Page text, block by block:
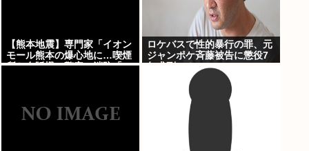
【熊本地震】専門家「イオン
モール熊本の爆心地に…喫煙
所と自販機」警察・消防「」
ロケバスで性的暴行の罪、元
ジャンポケ斉藤被告に懲役7